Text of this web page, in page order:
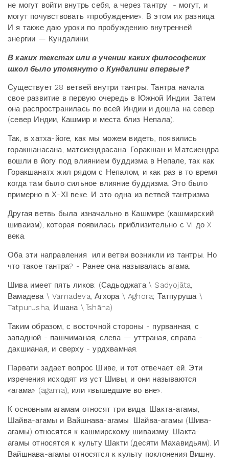
не могут войти внутрь себя, а через тантру - могут, и
могут почувствовать «пробуждение». В этом их разница.
И я также даю уроки по пробуждению внутренней
энергии — Кундалини.
В каких текстах или в учении каких философских
школ было упомянуто о Кундалини впервые?
Существует 28 ветвей внутри тантры. Тантра начала
свое развитие в первую очередь в Южной Индии. Затем
она распространилась по всей Индии и дошла на север.
(север Индии, Кашмир и места близ Непала).
Так, в хатха-йоге, как мы можем видеть, появились
горакшанасана, матсиендрасана. Горакшан и Матсиендра
вошли в йогу под влиянием буддизма в Непале, так как
Горакшанатх жил рядом с Непалом, и как раз в то время
когда там было сильное влияние буддизма. Это было
примерно в Х-ХІ веке. И это одна из ветвей тантризма.
Другая ветвь была изначально в Кашмире (кашмирский
шиваизм), которая появилась приблизительно с VI до X
века.
Оба эти направления или ветви возникли из тантры. Но
что такое тантра? - Ранее она называлась агама.
Шива имеет пять ликов: (Садьоджата \ Sadyojāta,
Вамадева \ Vāmadeva, Агхора \ Aghora; Татпуруша \
Tatpurusha, Ишана \ Īshāna)
Таким образом, с восточной стороны - пурванная, с
западной - пашчиманая, слева — уттраная, справа -
дакшианая, и сверху - урдхвамная.
Парвати задает вопрос Шиве, и тот отвечает ей. Эти
изречения исходят из уст Шивы, и они называются
«агама» (āgama), или «вышедшие во вне».
К основным агамам относят три вида: Шакта-агамы,
Шайва-агамы и Вайшнава-агамы. Шайва-агамы (Шива-
агамы) относятся к кашмирскому шиваизму. Шакта-
агамы относятся к культу Шакти (десяти Махавидьям). И
Вайшнава-агамы относятся к культу поклонения Вишну.